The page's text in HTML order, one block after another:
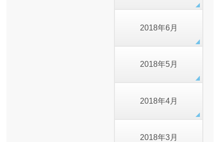
2018年6月
2018年5月
2018年4月
2018年3月